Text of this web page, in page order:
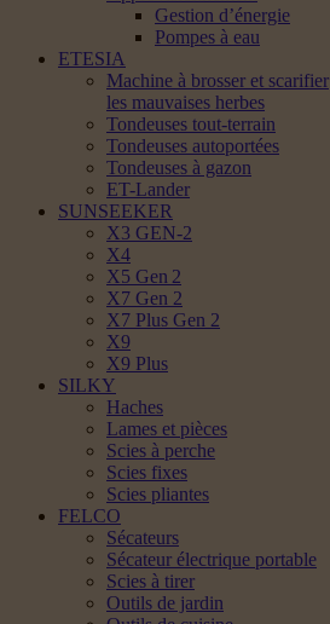
Gestion d’énergie
Pompes à eau
ETESIA
Machine à brosser et scarifier
les mauvaises herbes
Tondeuses tout-terrain
Tondeuses autoportées
Tondeuses à gazon
ET-Lander
SUNSEEKER
X3 GEN-2
X4
X5 Gen 2
X7 Gen 2
X7 Plus Gen 2
X9
X9 Plus
SILKY
Haches
Lames et pièces
Scies à perche
Scies fixes
Scies pliantes
FELCO
Sécateurs
Sécateur électrique portable
Scies à tirer
Outils de jardin